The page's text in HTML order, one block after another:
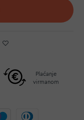
Plaćanje
virmanom